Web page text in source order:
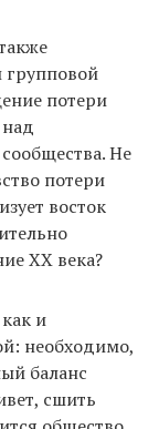
групповой
потери
Не
потери
восток
ХХ века?
и
необходимо,
баланс
сшить